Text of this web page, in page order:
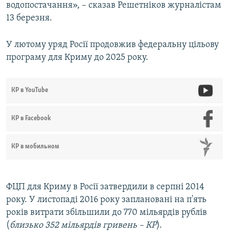
водопостачання», – сказав Решетніков журналістам
13 березня.
У лютому уряд Росії продовжив федеральну цільову
програму для Криму до 2025 року.
КР в YouTube
КР в Facebook
КР в мобильном
ФЦП для Криму в Росії затвердили в серпні 2014
року. У листопаді 2016 року заплановані на п'ять
років витрати збільшили до 770 мільярдів рублів
( близько 352 мільярдів гривень – КР).